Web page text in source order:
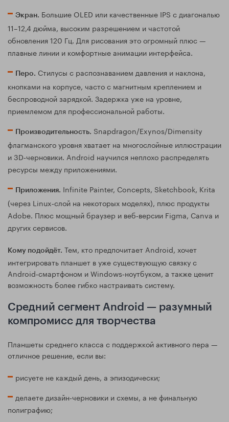
Экран. Большие OLED или качественные IPS с диагональю
11–12,4 дюйма, высоким разрешением и частотой
обновления 120 Гц. Для рисования это огромный плюс —
плавные линии и комфортные анимации интерфейса.
Перо. Стилусы с распознаванием давления и наклона,
кнопками на корпусе, часто с магнитным креплением и
беспроводной зарядкой. Задержка уже на уровне,
приемлемом для профессиональной работы.
Производительность. Snapdragon/Exynos/Dimensity
флагманского уровня хватает на многослойные иллюстрации
и 3D‑черновики. Android научился неплохо распределять
ресурсы между приложениями.
Приложения. Infinite Painter, Concepts, Sketchbook, Krita
(через Linux‑слой на некоторых моделях), плюс продукты
Adobe. Плюс мощный браузер и веб‑версии Figma, Canva и
других сервисов.
Кому подойдёт. Тем, кто предпочитает Android, хочет
интегрировать планшет в уже существующую связку с
Android‑смартфоном и Windows‑ноутбуком, а также ценит
возможность более гибко настраивать систему.
Средний сегмент Android — разумный
компромисс для творчества
Планшеты среднего класса с поддержкой активного пера —
отличное решение, если вы:
рисуете не каждый день, а эпизодически;
делаете дизайн‑черновики и схемы, а не финальную
полиграфию;